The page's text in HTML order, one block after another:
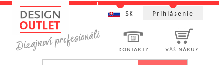
KONTAKTY VÁŠ NÁKUP
SK Prihlásenie